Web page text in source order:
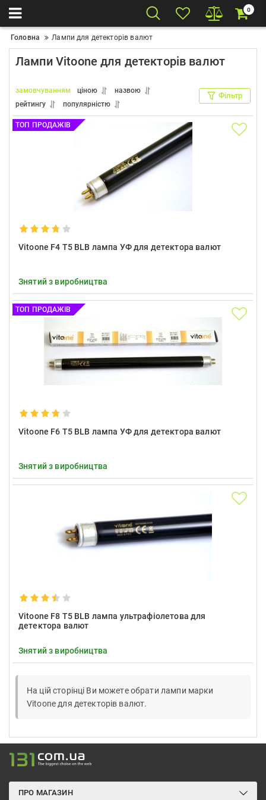
0
Головна Лампи для детекторів валют
Лампи Vitoone для детекторів валют
замовчуванням ціною
назвою
рейтингу
популярністю
Фільтр
ТОП ПРОДАЖІВ
Vitoone F4 T5 BLB лампа УФ для детектора валют
Знятий з виробництва
ТОП ПРОДАЖІВ
Vitoone F6 T5 BLB лампа УФ для детектора валют
Знятий з виробництва
Vitoone F8 T5 BLB лампа ультрафіолетова для
детектора валют
Знятий з виробництва
На цій сторінці Ви можете обрати лампи марки
Vitoone для детекторів валют.
ПРО МАГАЗИН